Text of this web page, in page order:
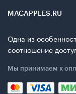
MACAPPLES.RU
Одна из
соотношение
Мы принимаем к